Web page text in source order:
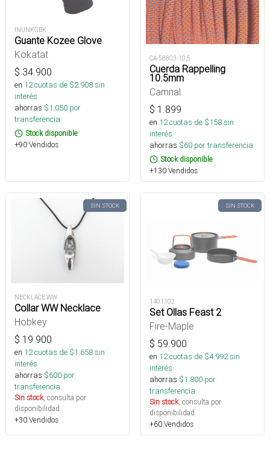
INUNKGBK
Guante Kozee Glove
Kokatat
$ 34.900
en 12cuotas de $2.908sin
interés
ahorras $1.050 por
transferencia.
Stock disponible
+90 Vendidos
CA-58803-10,5
Cuerda Rappelling
10.5mm
Camnal
$ 1.899
en 12cuotas de $158sin
interés
ahorras $60 por transferencia.
Stock disponible
+130 Vendidos
SIN STOCK
NECKLACE WW
Collar WW Necklace
Hobkey
$ 19.900
en 12cuotas de $1.658sin
interés
ahorras $600 por
transferencia.
Sin stock, consulta por
disponibilidad.
+30 Vendidos
SIN STOCK
1401102
Set Ollas Feast 2
Fire-Maple
$ 59.900
en 12cuotas de $4.992sin
interés
ahorras $1.800 por
transferencia.
Sin stock, consulta por
disponibilidad.
+60 Vendidos